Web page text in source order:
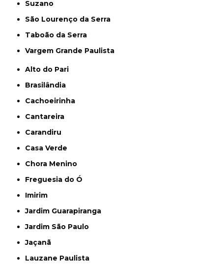
Suzano
São Lourenço da Serra
Taboão da Serra
Vargem Grande Paulista
Alto do Pari
Brasilândia
Cachoeirinha
Cantareira
Carandiru
Casa Verde
Chora Menino
Freguesia do Ó
Imirim
Jardim Guarapiranga
Jardim São Paulo
Jaçanã
Lauzane Paulista